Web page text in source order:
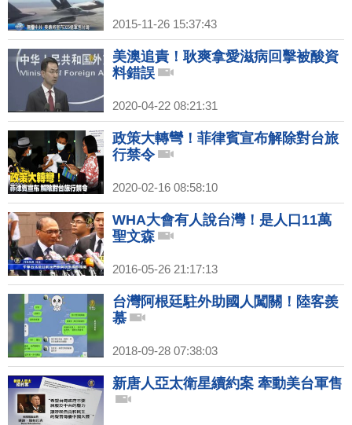
2015-11-26 15:37:43
美澳追責！耿爽拿愛滋病回擊被酸資
料錯誤
2020-04-22 08:21:31
政策大轉彎！菲律賓宣布解除對台旅
行禁令
2020-02-16 08:58:10
WHA大會有人說台灣！是人口11萬
聖文森
2016-05-26 21:17:13
台灣阿根廷駐外助國人闖關！陸客羨
慕
2018-09-28 07:38:03
新唐人亞太衛星續約案 牽動美台軍售